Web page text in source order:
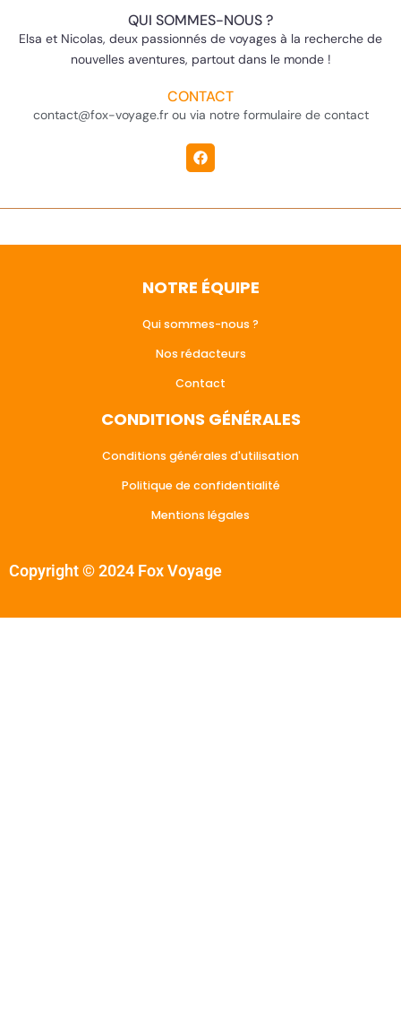
QUI SOMMES-NOUS ?
Elsa et Nicolas, deux passionnés de voyages à la recherche de
nouvelles aventures, partout dans le monde !
CONTACT
contact@fox-voyage.fr ou via notre formulaire de contact
NOTRE ÉQUIPE
Qui sommes-nous ?
Nos rédacteurs
Contact
CONDITIONS GÉNÉRALES
Conditions générales d'utilisation
Politique de confidentialité
Mentions légales
Copyright © 2024 Fox Voyage